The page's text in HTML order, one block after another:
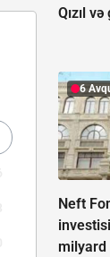
Qızıl
6
Neft
milyard